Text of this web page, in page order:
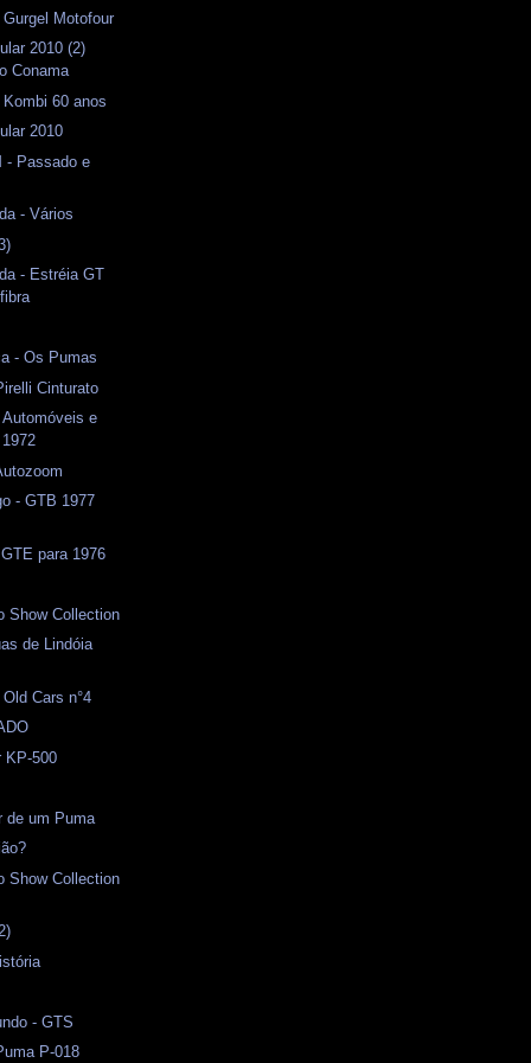
Motofour
2010 (2)
Conama
60 anos
2010
- Passado e
- Vários
- Estréia GT
- Os Pumas
Cinturato
Automóveis e
- GTB 1977
para 1976
Show Collection
de Lindóia
Cars n°4
KP-500
de um Puma
Show Collection
- GTS
P-018